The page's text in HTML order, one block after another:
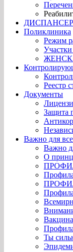
Поликлиника
Режим
Участки
Реестр
Документы
Защита
Важно для
Важно
О
Ты